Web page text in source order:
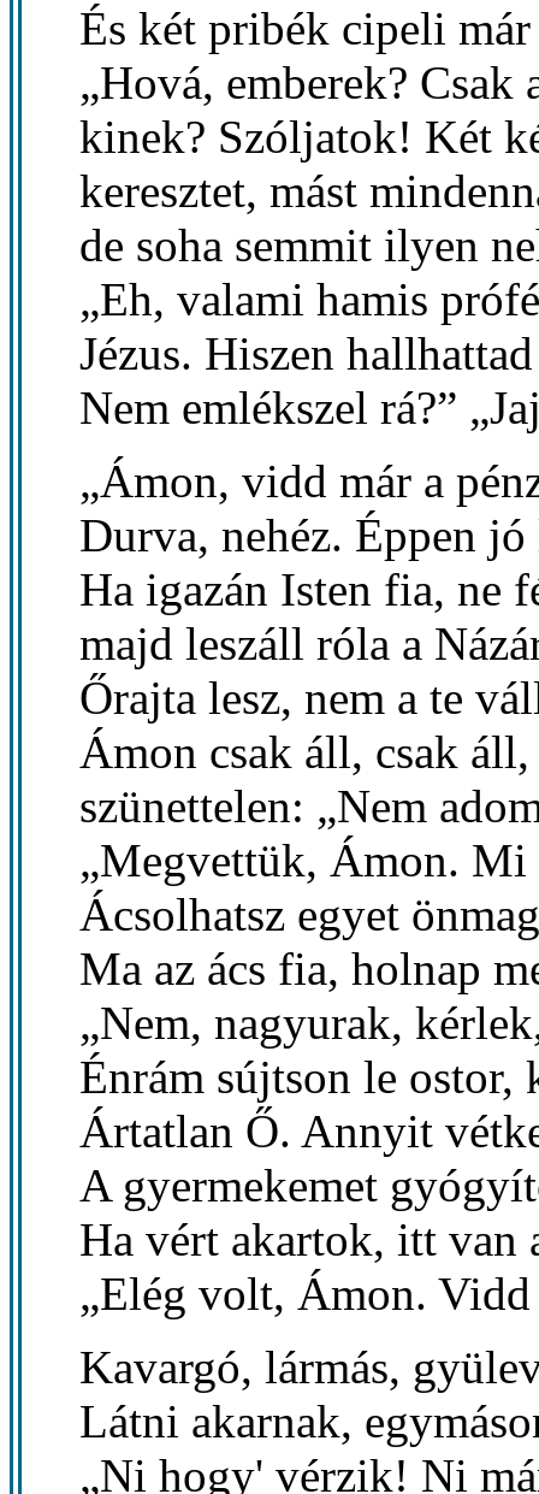
És két pribék cipeli
„Hová, emberek? Csak
kinek? Szóljatok! Két
keresztet, mást
de soha semmit ilyen
„Eh, valami hamis
Jézus. Hiszen
Nem emlékszel rá?”
„Ámon, vidd már a
Durva, nehéz. Éppen
Ha igazán Isten fia, ne
majd leszáll róla a
Őrajta lesz, nem a te
Ámon csak áll, csak
szünettelen: „Nem
„Megvettük, Ámon. Mi
Ácsolhatsz egyet
Ma az ács fia, holnap
„Nem, nagyurak,
Énrám sújtson le ostor,
Ártatlan Ő. Annyit
A gyermekemet
Ha vért akartok, itt van
„Elég volt, Ámon. Vidd
Kavargó, lármás,
Látni akarnak,
„Ni hogy' vérzik! Ni